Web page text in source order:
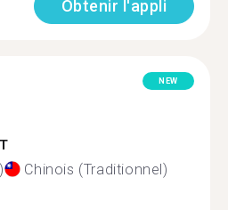
Obtenir l'appli
NEW
Chinois (Traditionnel)